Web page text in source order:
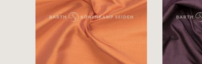
Merkliste.
Sollten Sie dennoch eine
Musteranfrage stellen wollen,
Sie diese bitte im Feld